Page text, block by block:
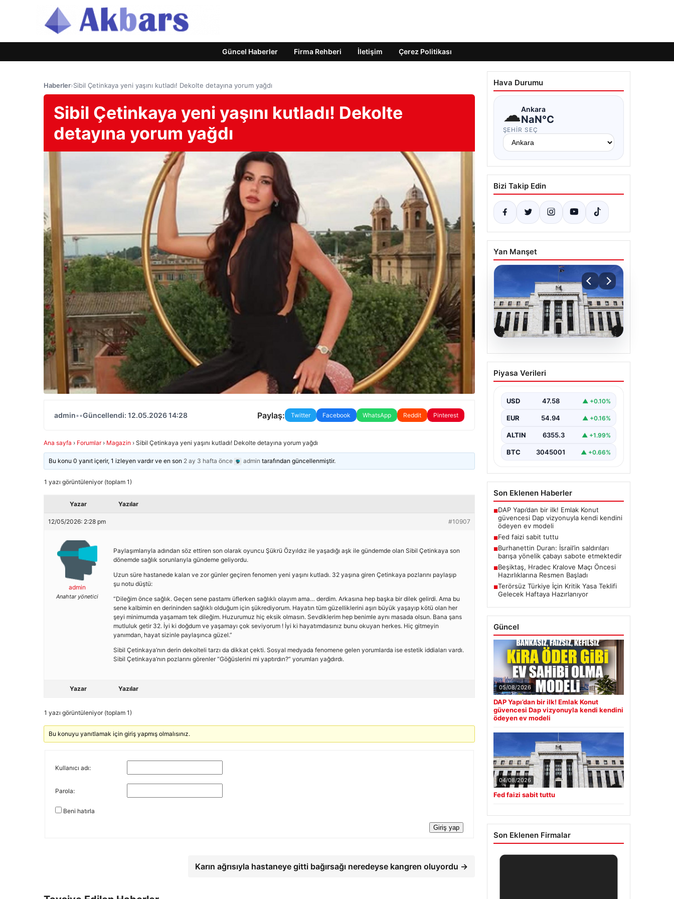
Güncel Haberler Firma Rehberi İletişim Çerez Politikası
Haberler›Sibil Çetinkaya yeni yaşını kutladı! Dekolte detayına yorum yağdı
Sibil Çetinkaya yeni yaşını kutladı! Dekolte
detayına yorum yağdı
admin••Güncellendi: 12.05.2026 14:28 Paylaş: Twitter Facebook WhatsApp Reddit Pinterest
Ana sayfa › Forumlar › Magazin › Sibil Çetinkaya yeni yaşını kutladı! Dekolte detayına yorum yağdı
Bu konu 0 yanıt içerir, 1 izleyen vardır ve en son 2 ay 3 hafta önce admin tarafından güncellenmiştir.
1 yazı görüntüleniyor (toplam 1)
Yazar Yazılar
12/05/2026: 2:28 pm #10907
admin
Anahtar yönetici
Paylaşımlarıyla adından söz ettiren son olarak oyuncu Şükrü Özyıldız ile yaşadığı aşk ile gündemde olan Sibil Çetinkaya son
dönemde sağlık sorunlarıyla gündeme geliyordu.
Uzun süre hastanede kalan ve zor günler geçiren fenomen yeni yaşını kutladı. 32 yaşına giren Çetinkaya pozlarını paylaşıp
şu notu düştü:
“Dileğim önce sağlık. Geçen sene pastamı üflerken sağlıklı olayım ama… derdim. Arkasına hep başka bir dilek gelirdi. Ama bu
sene kalbimin en derininden sağlıklı olduğum için şükrediyorum. Hayatın tüm güzelliklerini aşırı büyük yaşayıp kötü olan her
şeyi minimumda yaşamam tek dileğim. Huzurumuz hiç eksik olmasın. Sevdiklerim hep benimle aynı masada olsun. Bana şans
mutluluk getir 32. İyi ki doğdum ve yaşamayı çok seviyorum ! İyi ki hayatımdasınız bunu okuyan herkes. Hiç gitmeyin
yanımdan, hayat sizinle paylaşınca güzel.”
Sibil Çetinkaya’nın derin dekolteli tarzı da dikkat çekti. Sosyal medyada fenomene gelen yorumlarda ise estetik iddiaları vardı.
Sibil Çetinkaya’nın pozlarını görenler “Göğüslerini mi yaptırdın?” yorumları yağdırdı.
Yazar Yazılar
1 yazı görüntüleniyor (toplam 1)
Bu konuyu yanıtlamak için giriş yapmış olmalısınız.
Kullanıcı adı:
Parola:
Beni hatırla
Giriş yap
Karın ağrısıyla hastaneye gitti bağırsağı neredeyse kangren oluyordu →
Hava Durumu
☁Ankara
NaN°C
ŞEHIR SEÇ
Bizi Takip Edin
Yan Manşet
04.08.2026
Fed faizi sabit tuttu
Piyasa Verileri
USD 47.58 ▲ +0.10%
EUR 54.94 ▲ +0.16%
ALTIN 6355.3 ▲ +1.99%
BTC 3045001 ▲ +0.66%
Son Eklenen Haberler
■DAP Yapı’dan bir ilk! Emlak Konut
güvencesi Dap vizyonuyla kendi kendini
ödeyen ev modeli
■Fed faizi sabit tuttu
■Burhanettin Duran: İsrail’in saldırıları
barışa yönelik çabayı sabote etmektedir
■Beşiktaş, Hradec Kralove Maçı Öncesi
Hazırlıklarına Resmen Başladı
■Terörsüz Türkiye İçin Kritik Yasa Teklifi
Gelecek Haftaya Hazırlanıyor
Güncel
05/08/2026
DAP Yapı’dan bir ilk! Emlak Konut
güvencesi Dap vizyonuyla kendi kendini
ödeyen ev modeli
04/08/2026
Fed faizi sabit tuttu
Son Eklenen Firmalar